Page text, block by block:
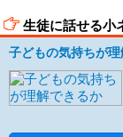
生徒に話せる小
子どもの気持ちが